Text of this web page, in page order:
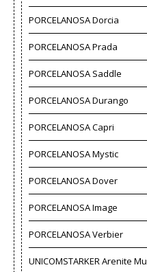
PORCELANOSA Dorcia
PORCELANOSA Prada
PORCELANOSA Saddle
PORCELANOSA Durango
PORCELANOSA Capri
PORCELANOSA Mystic
PORCELANOSA Dover
PORCELANOSA Image
PORCELANOSA Verbier
UNICOMSTARKER Arenite